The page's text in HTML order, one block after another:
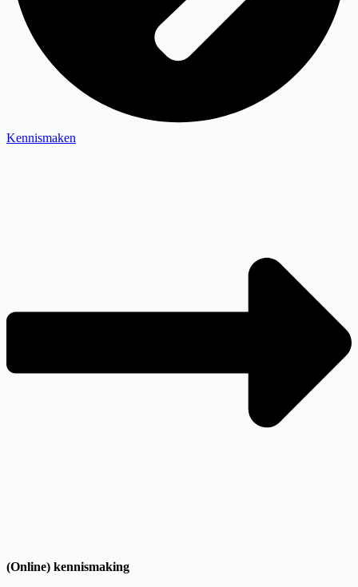
Kennismaken
(Online) kennismaking